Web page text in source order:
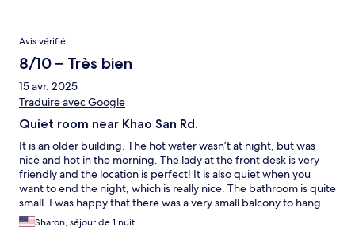
Avis vérifié
8/10 – Très bien
15 avr. 2025
Traduire avec Google
Quiet room near Khao San Rd.
It is an older building. The hot water wasn’t at night, but was
nice and hot in the morning. The lady at the front desk is very
friendly and the location is perfect! It is also quiet when you
want to end the night, which is really nice. The bathroom is quite
small. I was happy that there was a very small balcony to hang
our wet clothing after Songkran. I would stay here again but
maybe opt for a more expensive room.
Sharon, séjour de 1 nuit